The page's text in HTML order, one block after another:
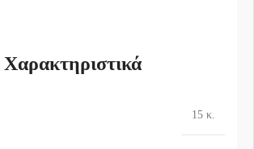
Χαρακτηριστικά
15 κ.